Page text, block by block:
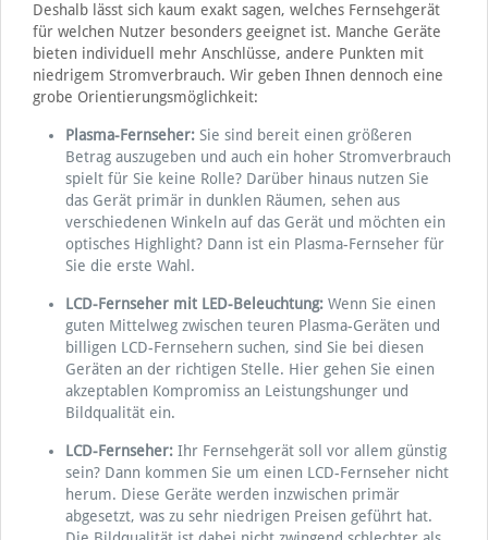
Deshalb lässt sich kaum exakt sagen, welches Fernsehgerät
für welchen Nutzer besonders geeignet ist. Manche Geräte
bieten individuell mehr Anschlüsse, andere Punkten mit
niedrigem Stromverbrauch. Wir geben Ihnen dennoch eine
grobe Orientierungsmöglichkeit:
Plasma-Fernseher:Sie sind bereit einen größeren
Betrag auszugeben und auch ein hoher Stromverbrauch
spielt für Sie keine Rolle? Darüber hinaus nutzen Sie
das Gerät primär in dunklen Räumen, sehen aus
verschiedenen Winkeln auf das Gerät und möchten ein
optisches Highlight? Dann ist ein Plasma-Fernseher für
Sie die erste Wahl.
LCD-Fernseher mit LED-Beleuchtung:Wenn Sie einen
guten Mittelweg zwischen teuren Plasma-Geräten und
billigen LCD-Fernsehern suchen, sind Sie bei diesen
Geräten an der richtigen Stelle. Hier gehen Sie einen
akzeptablen Kompromiss an Leistungshunger und
Bildqualität ein.
LCD-Fernseher:Ihr Fernsehgerät soll vor allem günstig
sein? Dann kommen Sie um einen LCD-Fernseher nicht
herum. Diese Geräte werden inzwischen primär
abgesetzt, was zu sehr niedrigen Preisen geführt hat.